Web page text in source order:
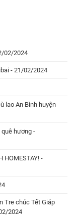
02/2024
- 21/02/2024
lao An Bình huyện
hương -
HOMESTAY! -
Tre chúc Tết Giáp
2024